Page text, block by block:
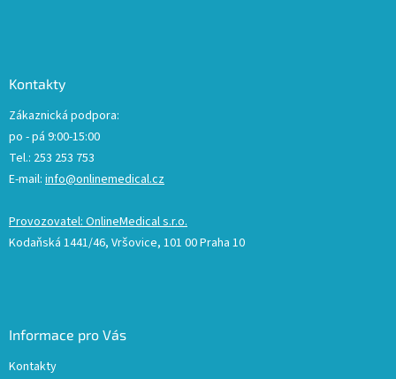
Kontakty
Zákaznická podpora:
po - pá 9:00-15:00
Tel.: 253 253 753
E-mail: info@onlinemedical.cz
Provozovatel: OnlineMedical s.r.o.
Kodaňská 1441/46, Vršovice, 101 00 Praha 10
Informace pro Vás
Kontakty